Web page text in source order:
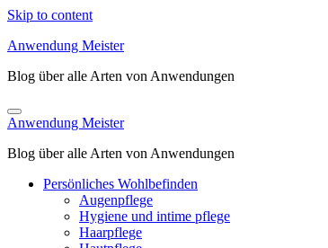
Skip to content
Anwendung Meister
Blog über alle Arten von Anwendungen
Anwendung Meister
Blog über alle Arten von Anwendungen
Persönliches Wohlbefinden
Augenpflege
Hygiene und intime pflege
Haarpflege